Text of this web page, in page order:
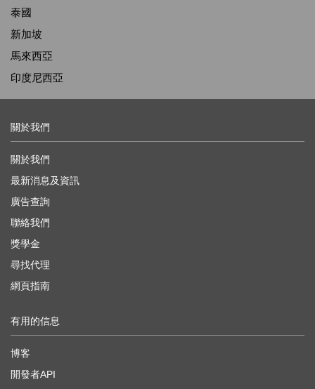
泰國
新加坡
馬來西亞
印度尼西亞
關於我們
關於我們
最新消息及資訊
廣告查詢
聯絡我們
獎學金
尋找代理
網頁指南
有用的信息
博客
開發者API